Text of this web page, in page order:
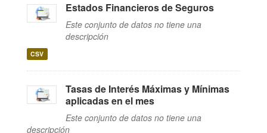
Estados Financieros de Seguros
Este conjunto de datos no tiene una
descripción
CSV
Tasas de Interés Máximas y Mínimas
aplicadas en el mes
Este conjunto de datos no tiene una
descripción